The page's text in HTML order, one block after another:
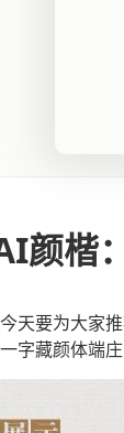
颜楷
天要为大家
字藏颜体端